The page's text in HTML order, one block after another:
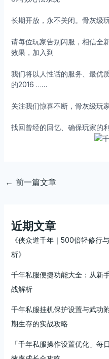
长期开放，永不关闭。骨灰级
请每位玩家告别闪服，相信全
效果，加入到
我们将以人性话的服务、最优
的2016 ……
关注我们惊喜不断，骨灰级玩
找回曾经的回忆、确保玩家的
← 前一篇文章
近期文章
《侠众道千年｜500倍轻修行
析》
千年私服便捷功能大全：从新
战解析
千年私服挂机保护设置与武功
期生存的实战攻略
「千年私服操作设置优化」每